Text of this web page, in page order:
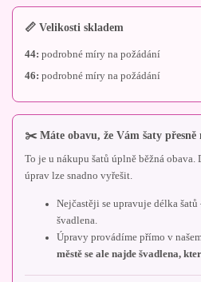
📏 Velikosti skladem
44: podrobné míry na požádání
46: podrobné míry na požádání
✂️ Máte obavu, že Vám šaty přesně
To je u nákupu šatů úplně běžná obava.
úprav lze snadno vyřešit.
Nejčastěji se upravuje délka
švadlena.
Úpravy provádíme přímo v
městě se ale najde švadlena,